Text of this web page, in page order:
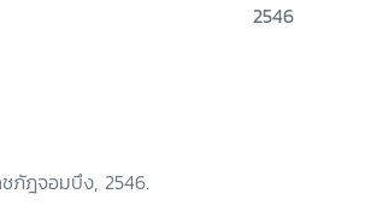
ภัฎจอมบึง, 2546.
2546